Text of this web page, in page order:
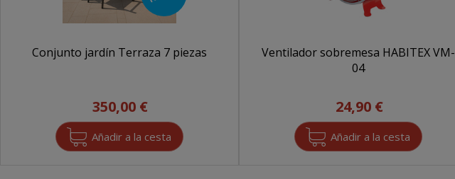
Conjunto jardín Terraza 7 piezas
350,00 €
Ventilador sobremesa HABITEX VM-
04
24,90 €